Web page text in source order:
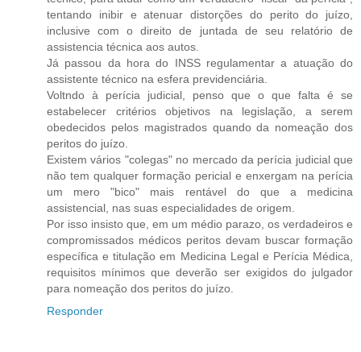
tentando inibir e atenuar distorções do perito do juízo,
inclusive com o direito de juntada de seu relatório de
assistencia técnica aos autos.
Já passou da hora do INSS regulamentar a atuação do
assistente técnico na esfera previdenciária.
Voltndo à perícia judicial, penso que o que falta é se
estabelecer critérios objetivos na legislação, a serem
obedecidos pelos magistrados quando da nomeação dos
peritos do juízo.
Existem vários "colegas" no mercado da perícia judicial que
não tem qualquer formação pericial e enxergam na perícia
um mero "bico" mais rentável do que a medicina
assistencial, nas suas especialidades de origem.
Por isso insisto que, em um médio parazo, os verdadeiros e
compromissados médicos peritos devam buscar formação
específica e titulação em Medicina Legal e Perícia Médica,
requisitos mínimos que deverão ser exigidos do julgador
para nomeação dos peritos do juízo.
Responder